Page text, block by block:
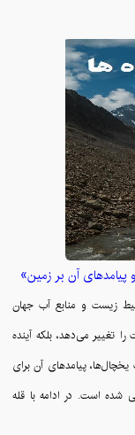
آن بر زمین»
زیست و منابع آب جهان
تغییر می‌دهد، بلکه آینده
یخچال‌ها، پیامدهای آن برای
شده است. در ادامه با قله